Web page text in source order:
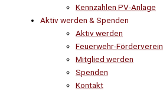
Kennzahlen PV-Anlage
Aktiv werden & Spenden
Aktiv werden
Feuerwehr-Förderverein
Mitglied werden
Spenden
Kontakt